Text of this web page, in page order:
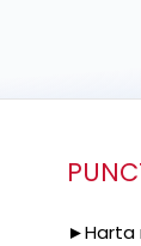
►Harta